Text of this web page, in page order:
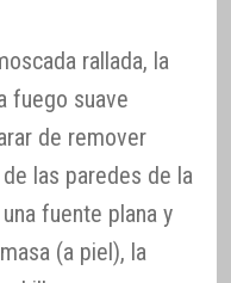
rallada, la
fuego suave
de remover
las paredes de la
fuente plana y
(a piel), la